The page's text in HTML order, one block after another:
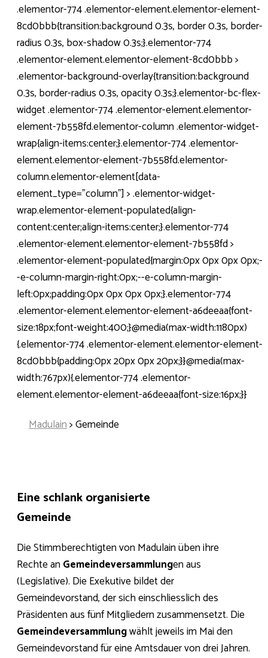
.elementor-774 .elementor-element.elementor-element-
8cd0bbb{transition:background 0.3s, border 0.3s, border-
radius 0.3s, box-shadow 0.3s;}.elementor-774
.elementor-element.elementor-element-8cd0bbb >
.elementor-background-overlay{transition:background
0.3s, border-radius 0.3s, opacity 0.3s;}.elementor-bc-flex-
widget .elementor-774 .elementor-element.elementor-
element-7b558fd.elementor-column .elementor-widget-
wrap{align-items:center;}.elementor-774 .elementor-
element.elementor-element-7b558fd.elementor-
column.elementor-element[data-
element_type="column"] > .elementor-widget-
wrap.elementor-element-populated{align-
content:center;align-items:center;}.elementor-774
.elementor-element.elementor-element-7b558fd >
.elementor-element-populated{margin:0px 0px 0px 0px;-
-e-column-margin-right:0px;--e-column-margin-
left:0px;padding:0px 0px 0px 0px;}.elementor-774
.elementor-element.elementor-element-a6deeaa{font-
size:18px;font-weight:400;}@media(max-width:1180px)
{.elementor-774 .elementor-element.elementor-element-
8cd0bbb{padding:0px 20px 0px 20px;}}@media(max-
width:767px){.elementor-774 .elementor-
element.elementor-element-a6deeaa{font-size:16px;}}
Madulain>Gemeinde
Eine schlank organisierte
Gemeinde
Die Stimmberechtigten von Madulain üben ihre
Rechte an Gemeindeversammlungen aus
(Legislative). Die Exekutive bildet der
Gemeindevorstand, der sich einschliesslich des
Präsidenten aus fünf Mitgliedern zusammensetzt. Die
Gemeindeversammlungwählt jeweils im Mai den
Gemeindevorstand für eine Amtsdauer von drei Jahren.